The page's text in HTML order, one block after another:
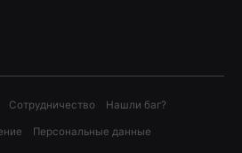
Сотрудничество Нашли баг?
Персональные данные